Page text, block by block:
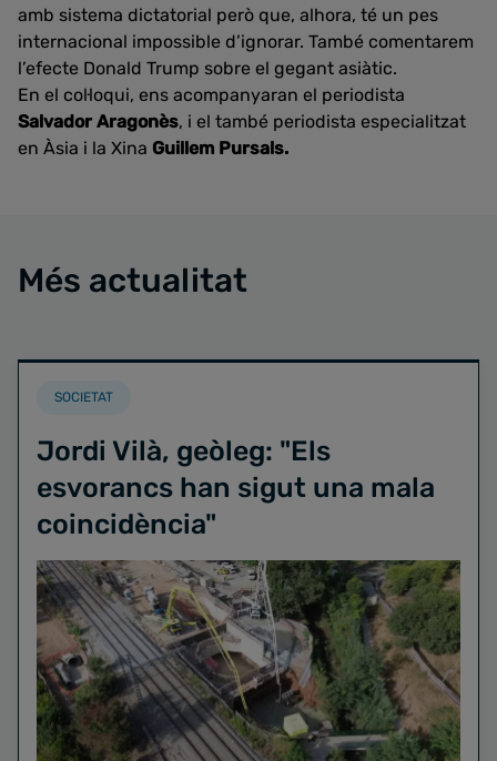
amb sistema dictatorial però que, alhora, té un pes
internacional impossible d’ignorar. També comentarem
l’efecte Donald Trump sobre el gegant asiàtic.
En el col·loqui, ens acompanyaran el periodista
Salvador Aragonès, i el també periodista especialitzat
en Àsia i la Xina Guillem Pursals.
Més actualitat
SOCIETAT
Jordi Vilà, geòleg: "Els
esvorancs han sigut una mala
coincidència"